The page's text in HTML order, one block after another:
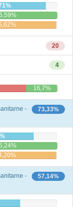
20
4
16,7%
73,33%
-
57,14%
-